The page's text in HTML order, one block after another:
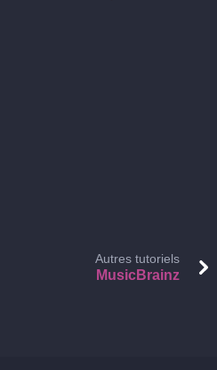
Autres tutoriels
MusicBrainz